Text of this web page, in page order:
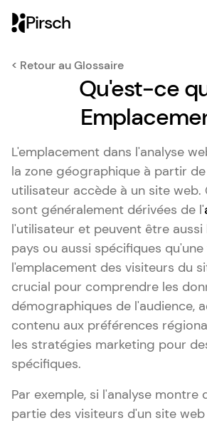
Pirsch
< Retour au Glossaire
Qu'est-ce
L'emplacement dans l'analyse
la zone géographique à partir
utilisateur accède à un site web.
sont généralement dérivées de l'
l'utilisateur et peuvent être aussi
pays ou aussi spécifiques
l'emplacement des visiteurs du
crucial pour comprendre les
démographiques de l'audience,
contenu aux préférences
les stratégies marketing pour
spécifiques.
Par exemple, si l'analyse montre
partie des visiteurs d'un site